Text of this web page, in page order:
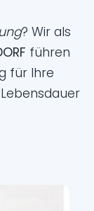
? Wir als
führen
für Ihre